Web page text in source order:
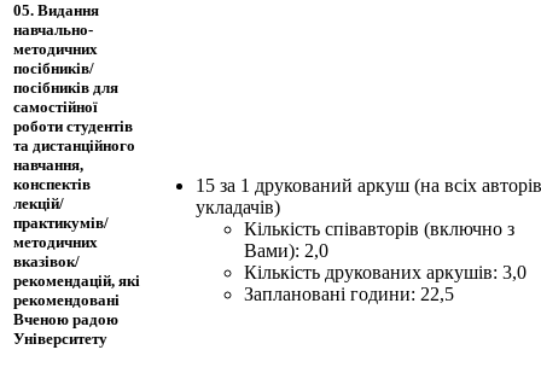
05. Видання
навчально-
методичних
посібників/
посібників для
самостійної
роботи студентів
та дистанційного
навчання,
конспектів
лекцій/
практикумів/
методичних
вказівок/
рекомендацій, які
рекомендовані
Вченою радою
Університету
15 за 1 друкований аркуш (на всіх
укладачів)
Кількість співавторів (включно з
Вами): 2,0
Кількість друкованих аркушів: 3,0
Заплановані години: 22,5